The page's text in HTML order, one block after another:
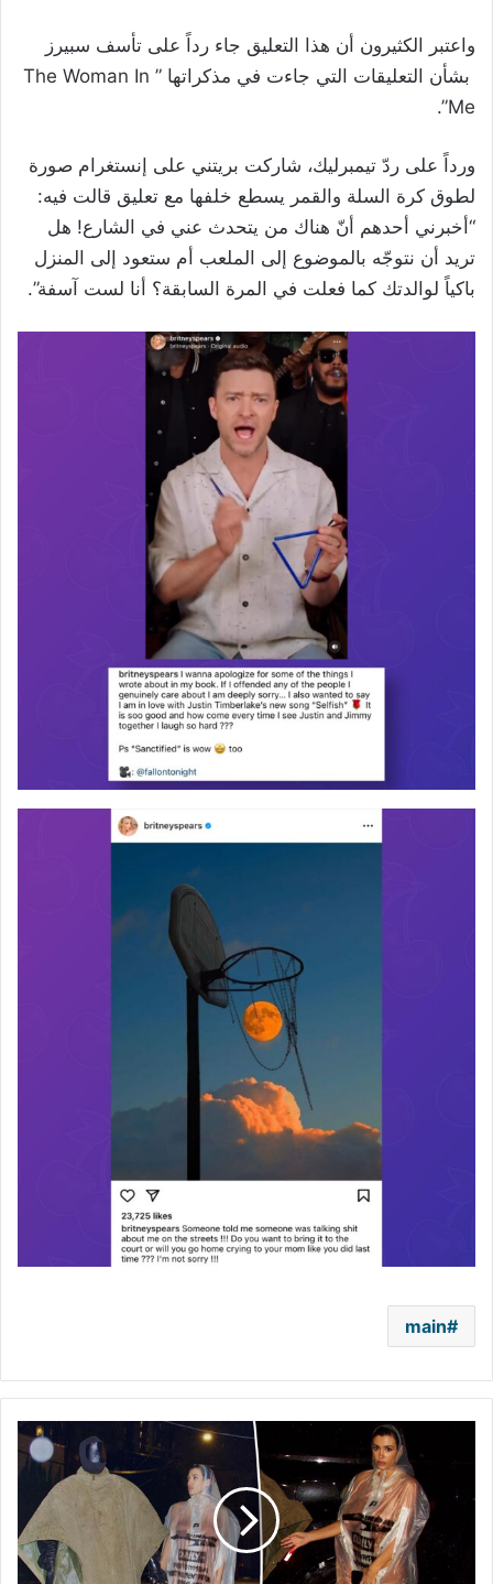
واعتبر الكثيرون أن هذا التعليق جاء رداً على تأسف سبيرز
بشأن التعليقات التي جاءت في مذكراتها ” The Woman In
Me”.
ورداً على ردّ تيمبرليك، شاركت بريتني على إنستغرام صورة
لطوق كرة السلة والقمر يسطع خلفها مع تعليق قالت فيه:
“أخبرني أحدهم أنّ هناك من يتحدث عني في الشارع! هل
تريد أن نتوجّه بالموضوع إلى الملعب أم ستعود إلى المنزل
باكياً لوالدتك كما فعلت في المرة السابقة؟ أنا لست آسفة”.
main
تخطت
المعقول..
خرجت
عارية